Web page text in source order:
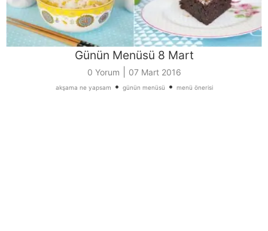
Günün Menüsü 8 Mart
0 Yorum 07 Mart 2016
akşama ne yapsam • günün menüsü • menü önerisi